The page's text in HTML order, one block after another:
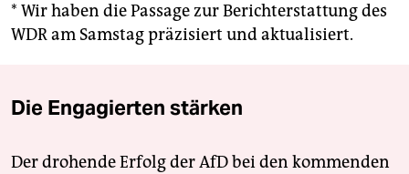
* Wir haben die Passage zur Berichterstattung des
WDR am Samstag präzisiert und aktualisiert.
Die Engagierten stärken
Der drohende Erfolg der AfD bei den kommenden